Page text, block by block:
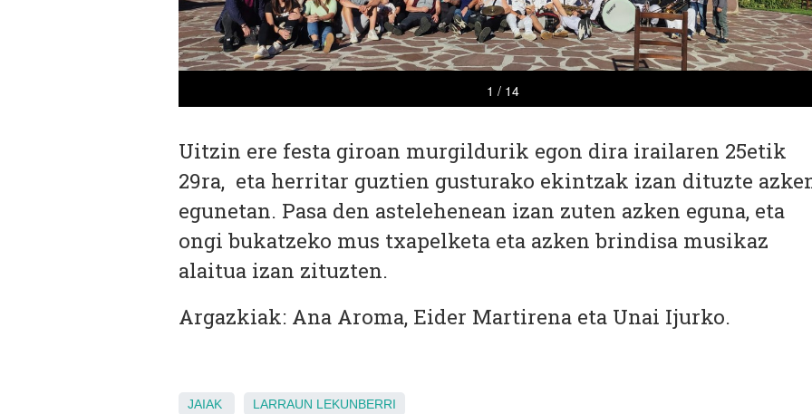
Uitzin ere festa giroan murgildurik egon dira irailaren 25etik
29ra, eta herritar guztien gusturako ekintzak izan dituzte
egunetan. Pasa den astelehenean izan zuten azken eguna, eta
ongi bukatzeko mus txapelketa eta azken brindisa musikaz
alaitua izan zituzten.
Argazkiak: Ana Aroma, Eider Martirena eta Unai Ijurko.
JAIAK LARRAUN LEKUNBERRI